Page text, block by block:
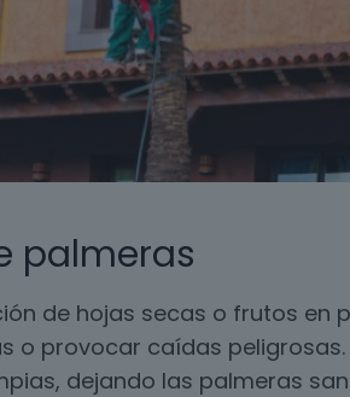
palmeras
de hojas secas o frutos en
o provocar caídas
dejando las palmeras